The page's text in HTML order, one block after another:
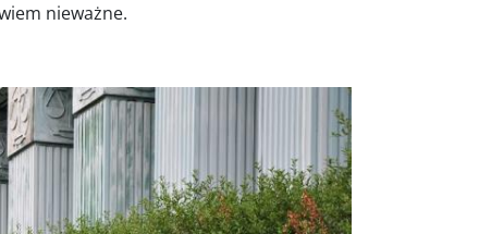
nieważne.